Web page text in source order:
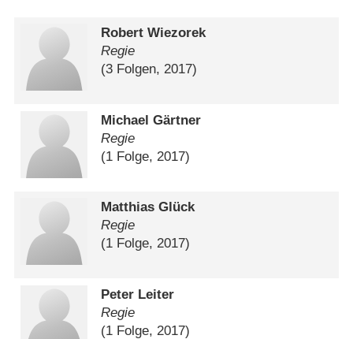
Robert Wiezorek
Regie
(3 Folgen, 2017)
Michael Gärtner
Regie
(1 Folge, 2017)
Matthias Glück
Regie
(1 Folge, 2017)
Peter Leiter
Regie
(1 Folge, 2017)